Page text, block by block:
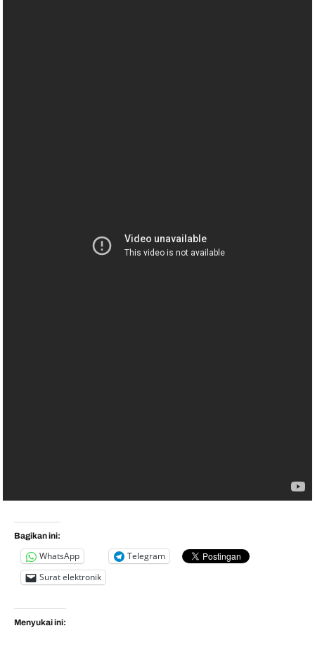
Bagikan ini:
WhatsApp
Telegram
Surat elektronik
Menyukai ini: